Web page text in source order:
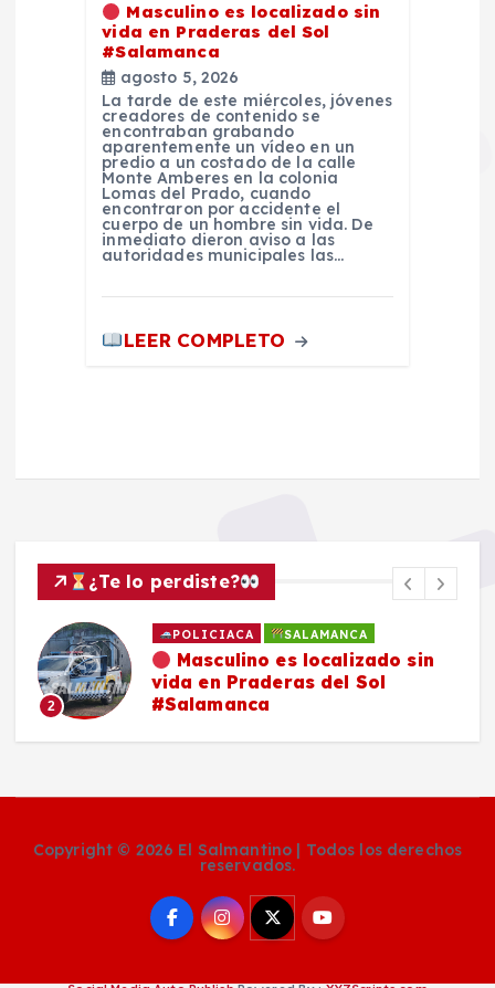
Masculino es localizado sin
vida en Praderas del Sol
#Salamanca
agosto 5, 2026
La tarde de este miércoles, jóvenes
creadores de contenido se
encontraban grabando
aparentemente un vídeo en un
predio a un costado de la calle
Monte Amberes en la colonia
Lomas del Prado, cuando
encontraron por accidente el
cuerpo de un hombre sin vida. De
inmediato dieron aviso a las
autoridades municipales las…
LEER COMPLETO
¿Te lo perdiste?
2
POLICIACA SALAMANCA
Masculino es localizado sin
vida en Praderas del Sol
#Salamanca
Copyright © 2026 El Salmantino | Todos los derechos
reservados.